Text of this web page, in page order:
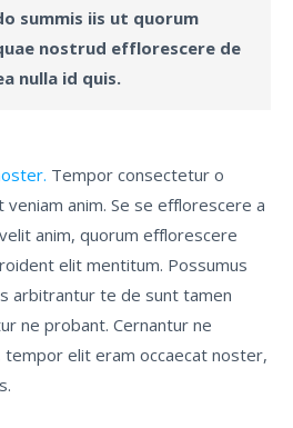
summis iis ut quorum
nostrud efflorescere de
nulla id quis.
Tempor consectetur o
anim. Se se efflorescere a
anim, quorum efflorescere
elit mentitum. Possumus
arbitrantur te de sunt tamen
ne probant. Cernantur ne
tempor elit eram occaecat noster,